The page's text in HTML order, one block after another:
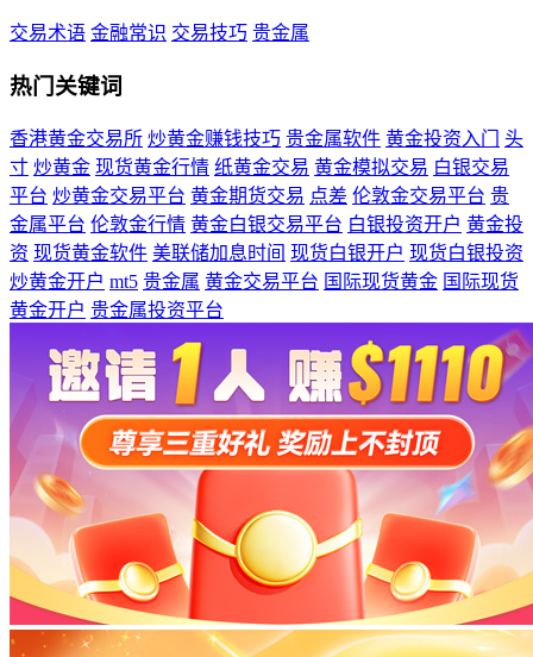
交易术语 金融常识 交易技巧 贵金属
热门关键词
香港黄金交易所 炒黄金赚钱技巧 贵金属软件 黄金投资入门
头
寸 炒黄金 现货黄金行情 纸黄金交易 黄金模拟交易 白银交易
平台 炒黄金交易平台 黄金期货交易 点差 伦敦金交易平台 贵
金属平台 伦敦金行情 黄金白银交易平台 白银投资开户 黄金投
资 现货黄金软件 美联储加息时间 现货白银开户 现货白银投资
炒黄金开户 mt5 贵金属 黄金交易平台 国际现货黄金 国际现货
黄金开户 贵金属投资平台